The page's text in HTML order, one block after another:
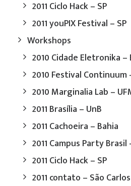
2011 Ciclo Hack – SP
2011 youPIX Festival – SP
Workshops
2010 Cidade Eletronika –
2010 Festival Continuum
2010 Marginalia Lab –
2011 Brasília – UnB
2011 Cachoeira – Bahia
2011 Campus Party Brasil
2011 Ciclo Hack – SP
2011 contato – São